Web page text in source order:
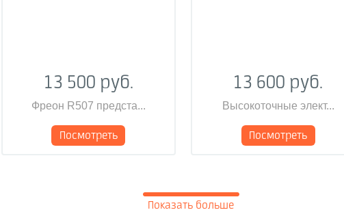
13 500 руб.
Фреон R507 предста...
Посмотреть
13 600 руб.
Высокоточные элект...
Посмотреть
Показать больше